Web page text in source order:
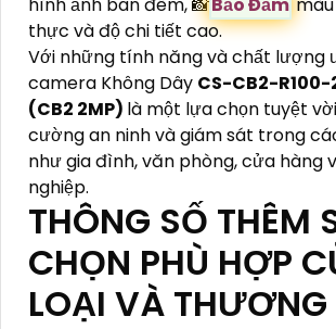
thực và độ chi tiết cao.
Với những tính năng và chất lượng
camera Không Dây CS-CB2-R100-
(CB2 2MP) là một lựa chọn tuyệt
cường an ninh và giám sát trong
như gia đình, văn phòng, cửa hàng
nghiệp.
THÔNG SỐ THÊM
CHỌN PHÙ HỢP
LOẠI VÀ THƯƠNG